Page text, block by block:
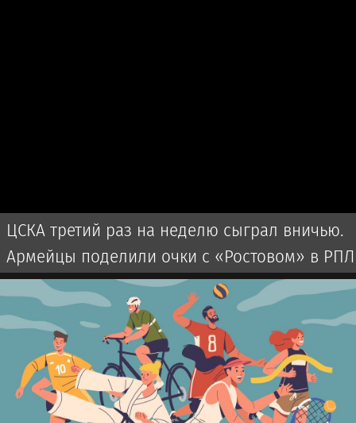
ЦСКА третий раз на неделю сыграл вничью.
Армейцы поделили очки с «Ростовом» в РПЛ